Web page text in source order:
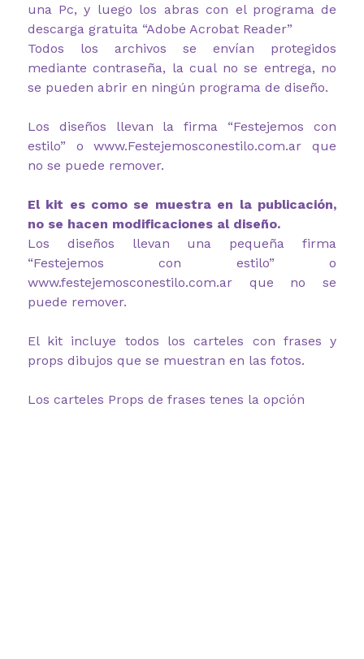
una Pc, y luego los abras con el programa de
descarga gratuita “Adobe Acrobat Reader”
Todos los archivos se envían protegidos
mediante contraseña, la cual no se entrega, no
se pueden abrir en ningún programa de diseño.
Los diseños llevan la firma “Festejemos con
estilo” o www.Festejemosconestilo.com.ar que
no se puede remover.
El kit es como se muestra en la publicación,
no se hacen modificaciones al diseño.
Los diseños llevan una pequeña firma
“Festejemos con estilo” o
www.festejemosconestilo.com.ar que no se
puede remover.
El kit incluye todos los carteles con frases y
props dibujos que se muestran en las fotos.
Los carteles Props de frases tenes la opción